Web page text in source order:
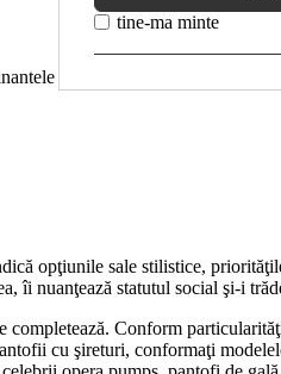
tine-ma minte
si datele personale de
opţiunile sale stilistice,
îi nuanţează statutul social şi-i
Conform
cu şireturi, conformaţi